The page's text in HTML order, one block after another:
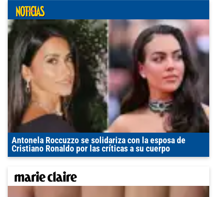
Antonela Roccuzzo se solidariza con la esposa de
Cristiano Ronaldo por las críticas a su cuerpo